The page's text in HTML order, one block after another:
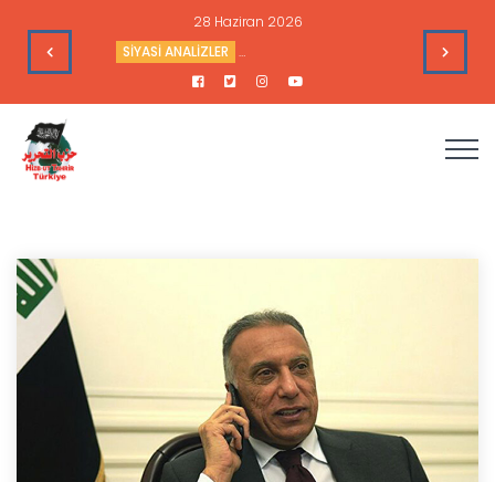
28 Haziran 2026
Çıkarlarına Hizmet Ediyor
SİYASİ ANALİZLER Sudan’daki Durum ve Amerika’nın